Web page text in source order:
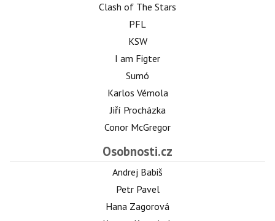
Clash of The Stars
PFL
KSW
I am Figter
Sumó
Karlos Vémola
Jiří Procházka
Conor McGregor
Osobnosti.cz
Andrej Babiš
Petr Pavel
Hana Zagorová